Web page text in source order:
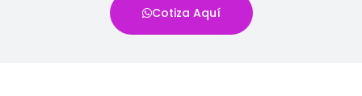
Cotiza Aquí